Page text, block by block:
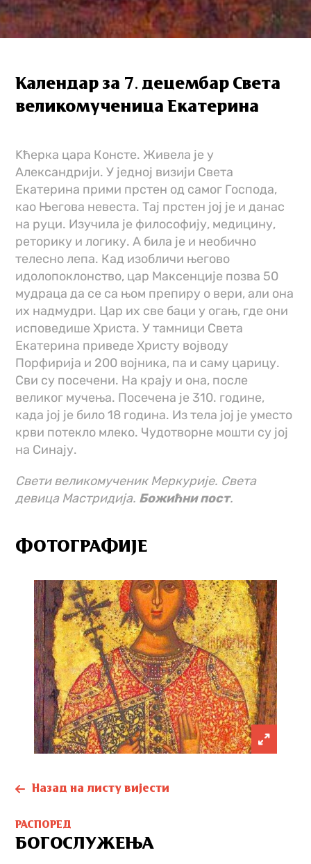
Календар за 7. децембар Света
великомученица Екатерина
Kћерка цара Консте. Живела је у
Александрији. У једној визији Света
Екатерина прими прстен од самог Господа,
као Његова невеста. Тај прстен јој је и данас
на руци. Изучила је философију, медицину,
реторику и логику. А била је и необично
телесно лепа. Кад изобличи његово
идолопоклонство, цар Максенције позва 50
мудраца да се са њом препиру о вери, али она
их надмудри. Цар их све баци у огањ, где они
исповедише Христа. У тамници Света
Екатерина приведе Христу војводу
Порфирија и 200 војника, па и саму царицу.
Сви су посечени. На крају и она, после
великог мучења. Посечена је 310. године,
када јој је било 18 година. Из тела јој је уместо
крви потекло млеко. Чудотворне мошти су јој
на Синају.
Свети великомученик Меркурије. Света
девица Мастридија. Божићни пост.
ФОТОГРАФИЈЕ
Назад на листу вијести
РАСПОРЕД
БОГОСЛУЖЕЊА